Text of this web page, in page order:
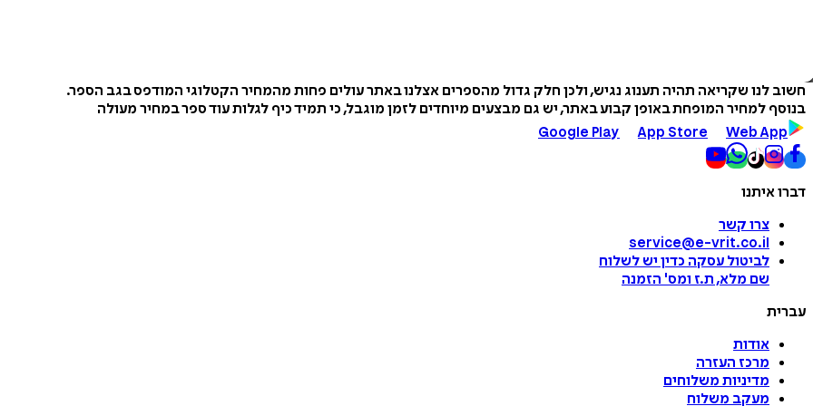
חשוב לנו שקריאה תהיה תענוג נגיש, ולכן חלק גדול מהספרים אצלנו באתר עולים פחות מהמחיר הקטלוגי המודפס בגב הספר.
בנוסף למחיר המופחת באופן קבוע באתר, יש גם מבצעים מיוחדים לזמן מוגבל, כי תמיד כיף לגלות עוד ספר במחיר מעולה
Google Play
App Store Web App
דברו איתנו
צרו קשר
service@e-vrit.co.il
לביטול עסקה כדין יש לשלוח
שם מלא, ת.ז ומס' הזמנה
עברית
אודות
מרכז העזרה
מדיניות משלוחים
מעקב משלוח